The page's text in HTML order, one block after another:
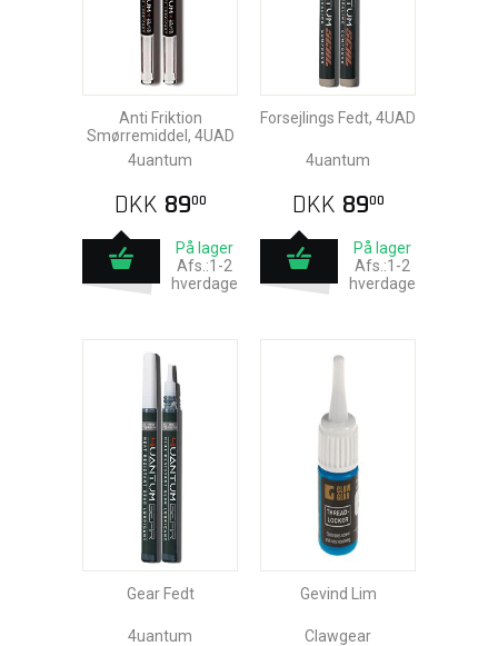
Anti Friktion
Smørremiddel, 4UAD
4uantum
DKK 8900
På lager
Afs.:1-2
hverdage
Forsejlings Fedt, 4UAD
4uantum
DKK 8900
På lager
Afs.:1-2
hverdage
Gear Fedt
4uantum
Gevind Lim
Clawgear